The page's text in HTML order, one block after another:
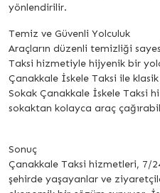
yönlendirilir.
Temiz ve Güvenli Yolculuk
Araçların düzenli temizliği
Taksi hizmetiyle hijyenik bir
Çanakkale İskele Taksi ile
Sokak Çanakkale İskele Taksi
sokaktan kolayca araç
Sonuç
Çanakkale Taksi hizmetleri, 7/
şehirde yaşayanlar ve